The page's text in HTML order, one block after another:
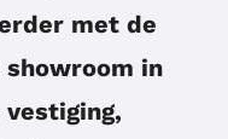
met de
showroom in
vestiging,